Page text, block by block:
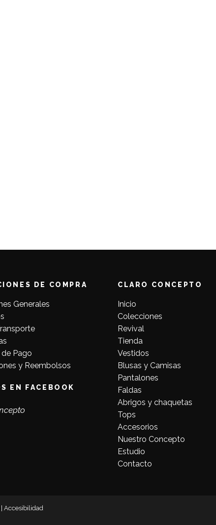
DE COMPRA
Generales
Pago
y Reembolsos
EN FACEBOOK
CLARO CONCEPTO
Inicio
Colecciones
Revival
Tienda
Vestidos
Blusas y Camisas
Pantalones
Faldas
Abrigos y chaquetas
Tops
Accesorios
Nuestro Concepto
Estudio
Contacto
Accesibilidad